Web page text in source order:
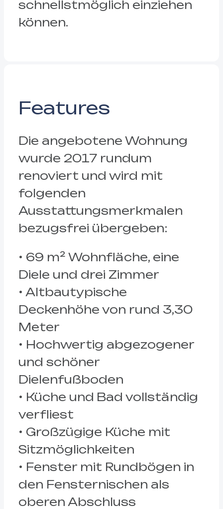
schnellstmöglich einziehen
können.
Features
Die angebotene Wohnung
wurde 2017 rundum
renoviert und wird mit
folgenden
Ausstattungsmerkmalen
bezugsfrei übergeben:
• 69 m² Wohnfläche, eine
Diele und drei Zimmer
• Altbautypische
Deckenhöhe von rund 3,30
Meter
• Hochwertig abgezogener
und schöner
Dielenfußboden
• Küche und Bad vollständig
verfliest
• Großzügige Küche mit
Sitzmöglichkeiten
• Fenster mit Rundbögen in
den Fensternischen als
oberen Abschluss